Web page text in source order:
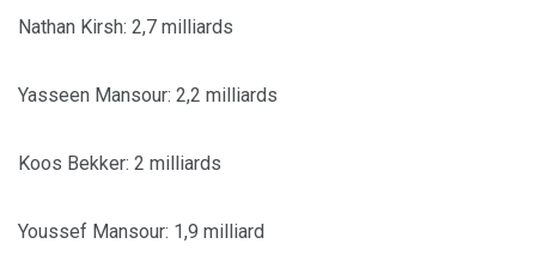
Nathan Kirsh: 2,7 milliards
Yasseen Mansour: 2,2 milliards
Koos Bekker: 2 milliards
Youssef Mansour: 1,9 milliard